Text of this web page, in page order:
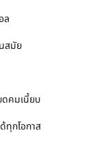
ล
สมัย
คมเนี้ยบ
กโอกาส